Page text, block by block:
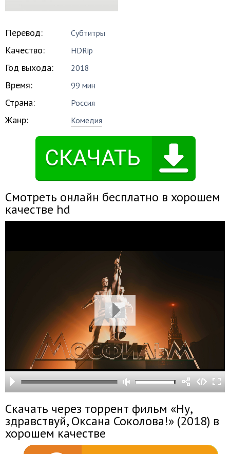
Перевод: Субтитры
Качество: HDRip
Год выхода: 2018
Время: 99 мин
Страна: Россия
Жанр: Комедия
Смотреть онлайн бесплатно в хорошем
качестве hd
Скачать через торрент фильм «Ну,
здравствуй, Оксана Соколова!» (2018) в
хорошем качестве